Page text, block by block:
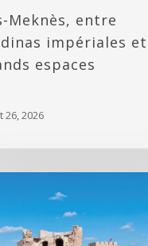
Meknès, entre
impériales et
espaces
26, 2026